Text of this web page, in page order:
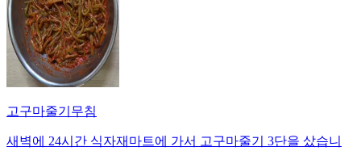
고구마줄기무침
새벽에 24시간 식자재마트에 가서 고구마줄기 3단을 샀습니